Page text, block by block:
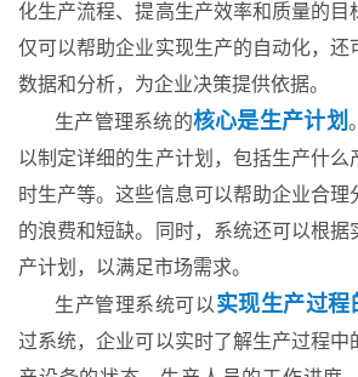
化生产流程、提高生产效率和质量的目
仅可以帮助企业实现生产的自动化，还
数据和分析，为企业决策提供依据。
生产管理系统的核心是生产计划
以制定详细的生产计划，包括生产什么
时生产等。这些信息可以帮助企业合理
的浪费和短缺。同时，系统还可以根据
产计划，以满足市场需求。
生产管理系统可以 实现生产过
过系统，企业可以实时了解生产过程中